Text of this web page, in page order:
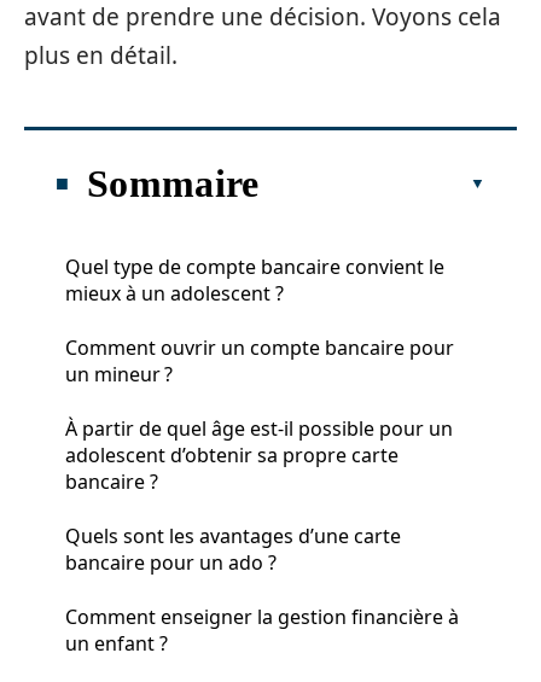
avant de prendre une décision. Voyons cela
plus en détail.
Sommaire
Quel type de compte bancaire convient le
mieux à un adolescent ?
Comment ouvrir un compte bancaire pour
un mineur ?
À partir de quel âge est-il possible pour un
adolescent d’obtenir sa propre carte
bancaire ?
Quels sont les avantages d’une carte
bancaire pour un ado ?
Comment enseigner la gestion financière à
un enfant ?